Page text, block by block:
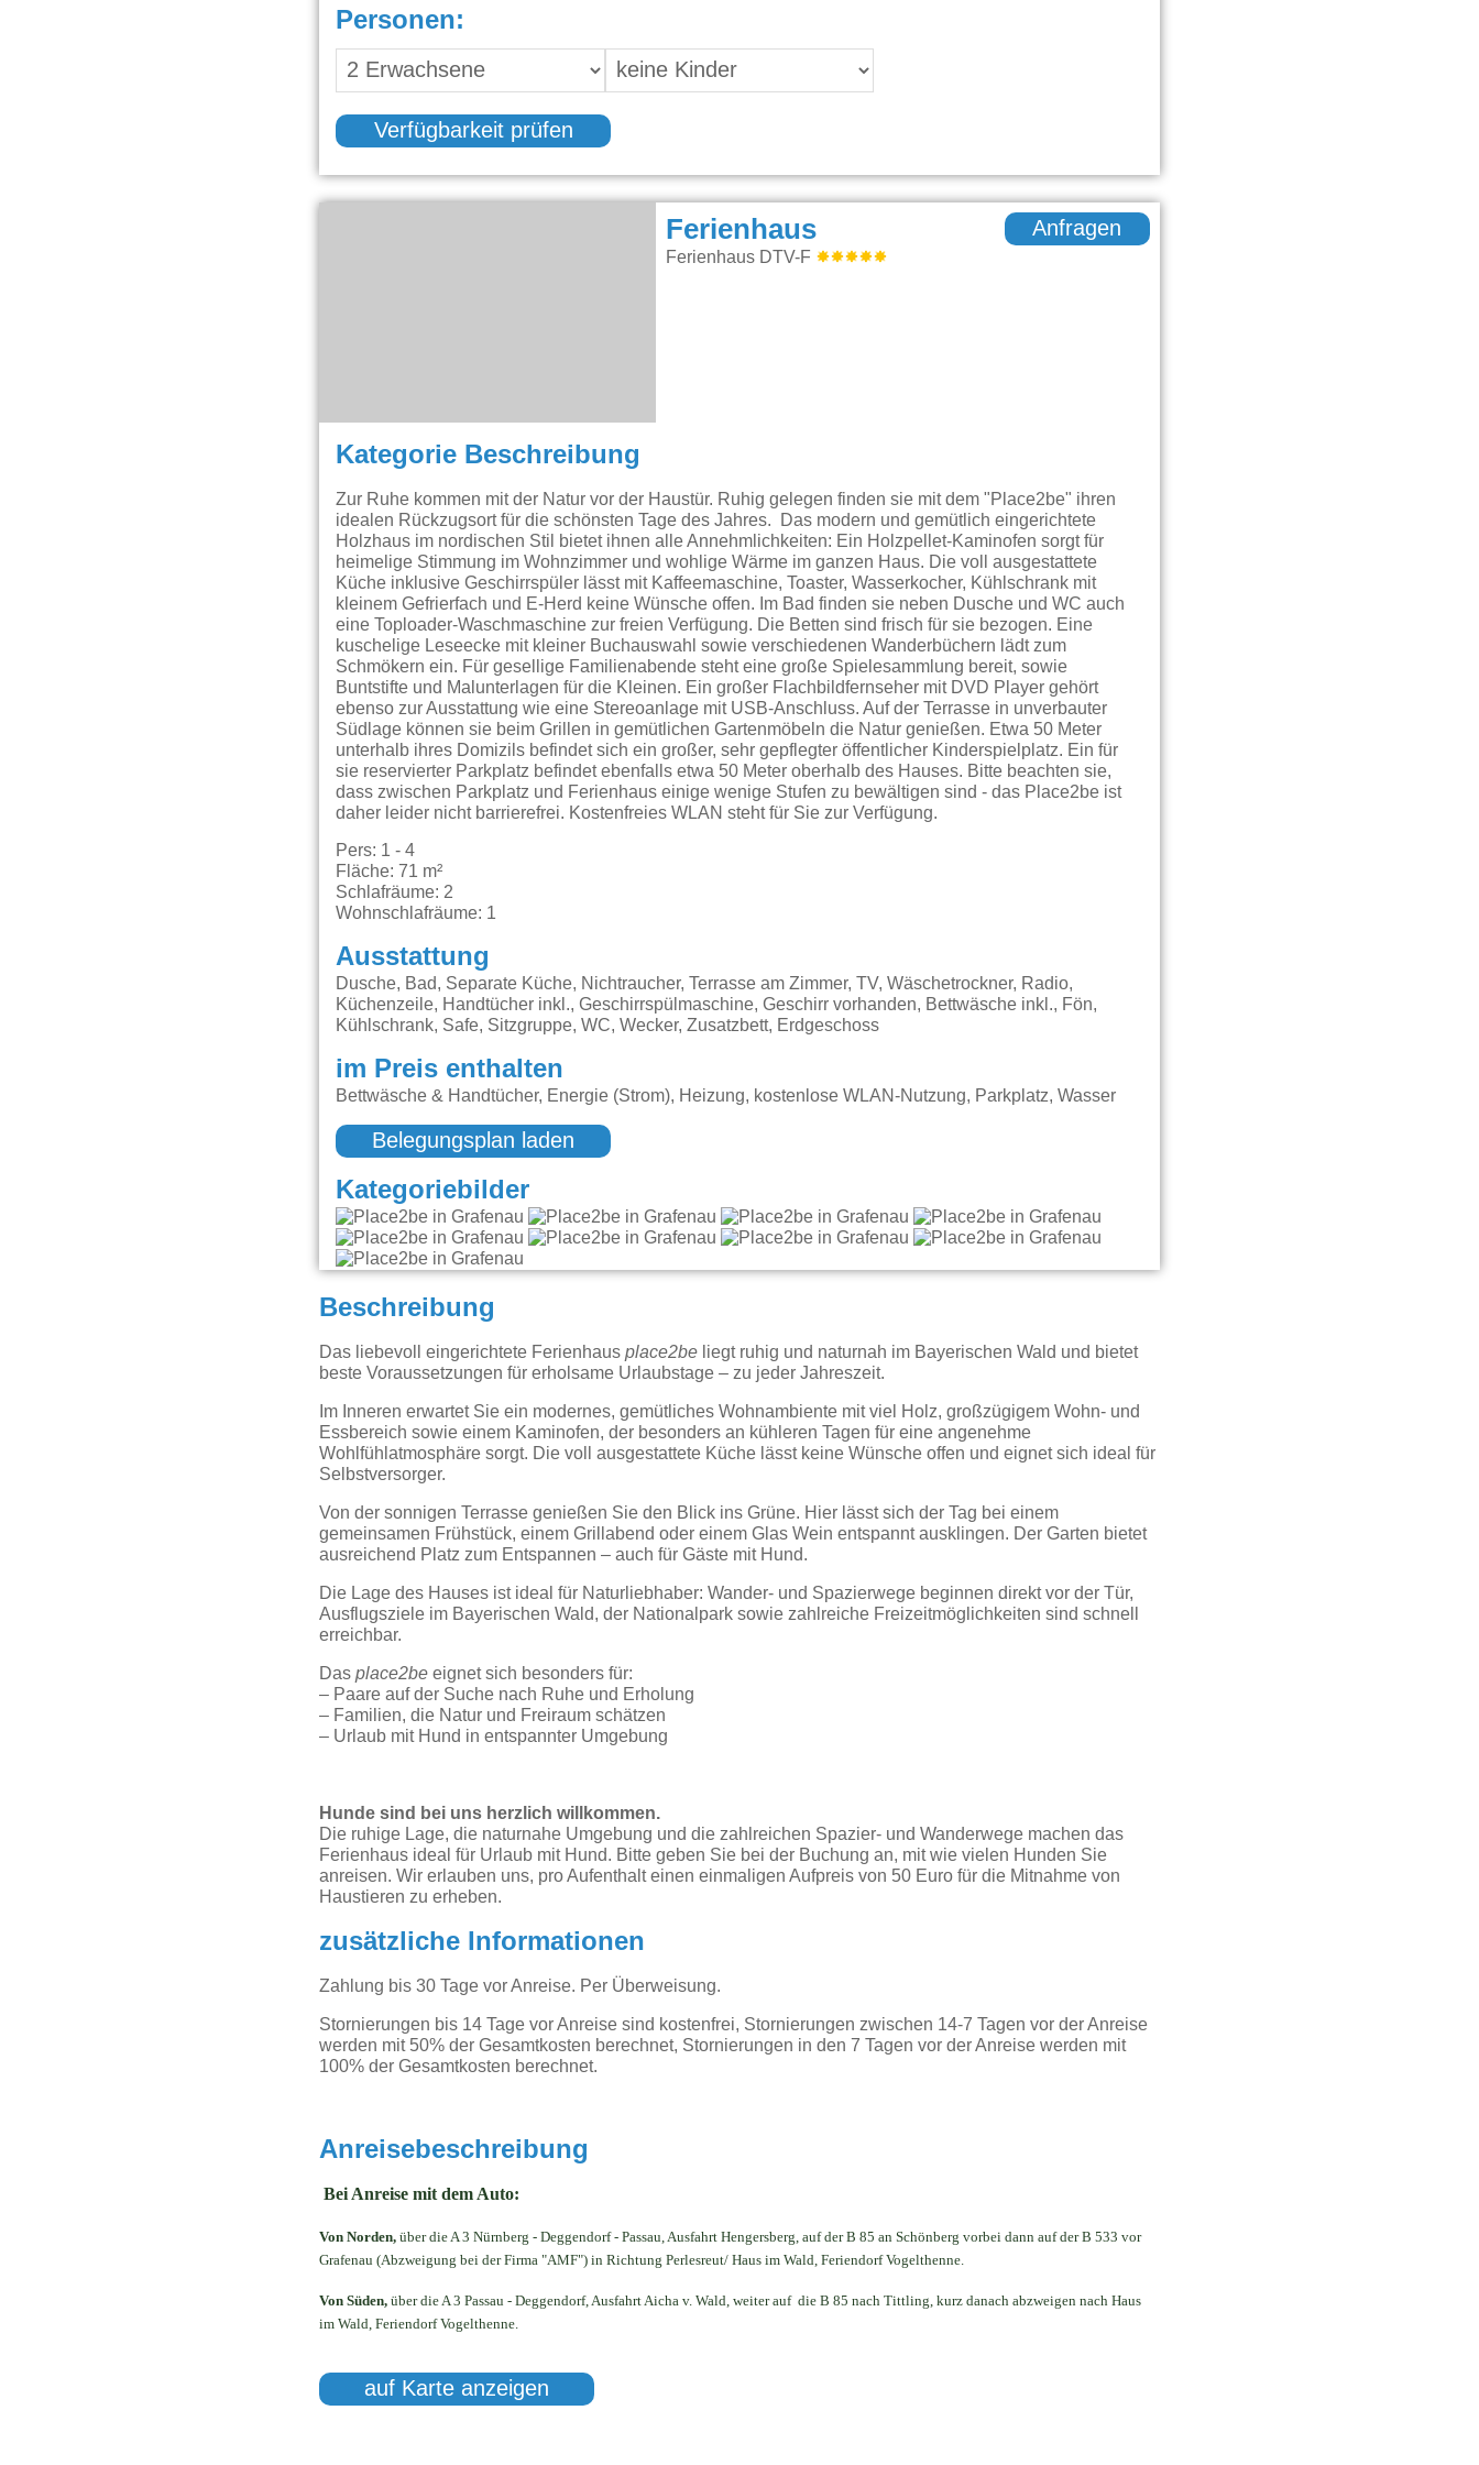
Personen:
Verfügbarkeit prüfen
Ferienhaus
Ferienhaus DTV-F
Anfragen
Kategorie Beschreibung
Zur Ruhe kommen mit der Natur vor der Haustür. Ruhig gelegen finden sie mit dem "Place2be" ihren
idealen Rückzugsort für die schönsten Tage des Jahres. Das modern und gemütlich eingerichtete
Holzhaus im nordischen Stil bietet ihnen alle Annehmlichkeiten: Ein Holzpellet-Kaminofen sorgt für
heimelige Stimmung im Wohnzimmer und wohlige Wärme im ganzen Haus. Die voll ausgestattete
Küche inklusive Geschirrspüler lässt mit Kaffeemaschine, Toaster, Wasserkocher, Kühlschrank mit
kleinem Gefrierfach und E-Herd keine Wünsche offen. Im Bad finden sie neben Dusche und WC auch
eine Toploader-Waschmaschine zur freien Verfügung. Die Betten sind frisch für sie bezogen. Eine
kuschelige Leseecke mit kleiner Buchauswahl sowie verschiedenen Wanderbüchern lädt zum
Schmökern ein. Für gesellige Familienabende steht eine große Spielesammlung bereit, sowie
Buntstifte und Malunterlagen für die Kleinen. Ein großer Flachbildfernseher mit DVD Player gehört
ebenso zur Ausstattung wie eine Stereoanlage mit USB-Anschluss. Auf der Terrasse in unverbauter
Südlage können sie beim Grillen in gemütlichen Gartenmöbeln die Natur genießen. Etwa 50 Meter
unterhalb ihres Domizils befindet sich ein großer, sehr gepflegter öffentlicher Kinderspielplatz. Ein für
sie reservierter Parkplatz befindet ebenfalls etwa 50 Meter oberhalb des Hauses. Bitte beachten sie,
dass zwischen Parkplatz und Ferienhaus einige wenige Stufen zu bewältigen sind - das Place2be ist
daher leider nicht barrierefrei. Kostenfreies WLAN steht für Sie zur Verfügung.
Pers: 1 - 4
Fläche: 71 m²
Schlafräume: 2
Wohnschlafräume: 1
Ausstattung
Dusche, Bad, Separate Küche, Nichtraucher, Terrasse am Zimmer, TV, Wäschetrockner, Radio,
Küchenzeile, Handtücher inkl., Geschirrspülmaschine, Geschirr vorhanden, Bettwäsche inkl., Fön,
Kühlschrank, Safe, Sitzgruppe, WC, Wecker, Zusatzbett, Erdgeschoss
im Preis enthalten
Bettwäsche & Handtücher, Energie (Strom), Heizung, kostenlose WLAN-Nutzung, Parkplatz, Wasser
Belegungsplan laden
Kategoriebilder
Beschreibung
Das liebevoll eingerichtete Ferienhausplace2be liegt ruhig und naturnah im Bayerischen Wald und bietet
beste Voraussetzungen für erholsame Urlaubstage – zu jeder Jahreszeit.
Im Inneren erwartet Sie ein modernes, gemütliches Wohnambiente mit viel Holz, großzügigem Wohn- und
Essbereich sowie einem Kaminofen, der besonders an kühleren Tagen für eine angenehme
Wohlfühlatmosphäre sorgt. Die voll ausgestattete Küche lässt keine Wünsche offen und eignet sich ideal für
Selbstversorger.
Von der sonnigen Terrasse genießen Sie den Blick ins Grüne. Hier lässt sich der Tag bei einem
gemeinsamen Frühstück, einem Grillabend oder einem Glas Wein entspannt ausklingen. Der Garten bietet
ausreichend Platz zum Entspannen – auch für Gäste mit Hund.
Die Lage des Hauses ist ideal für Naturliebhaber: Wander- und Spazierwege beginnen direkt vor der Tür,
Ausflugsziele im Bayerischen Wald, der Nationalpark sowie zahlreiche Freizeitmöglichkeiten sind schnell
erreichbar.
Dasplace2be eignet sich besonders für:
– Paare auf der Suche nach Ruhe und Erholung
– Familien, die Natur und Freiraum schätzen
– Urlaub mit Hund in entspannter Umgebung
Hunde sind bei uns herzlich willkommen.
Die ruhige Lage, die naturnahe Umgebung und die zahlreichen Spazier- und Wanderwege machen das
Ferienhaus ideal für Urlaub mit Hund. Bitte geben Sie bei der Buchung an, mit wie vielen Hunden Sie
anreisen. Wir erlauben uns, pro Aufenthalt einen einmaligen Aufpreis von 50 Euro für die Mitnahme von
Haustieren zu erheben.
zusätzliche Informationen
Zahlung bis 30 Tage vor Anreise. Per Überweisung.
Stornierungen bis 14 Tage vor Anreise sind kostenfrei, Stornierungen zwischen 14-7 Tagen vor der Anreise
werden mit 50% der Gesamtkosten berechnet, Stornierungen in den 7 Tagen vor der Anreise werden mit
100% der Gesamtkosten berechnet.
Anreisebeschreibung
Bei Anreise mit dem Auto:
Von Norden,über die A 3 Nürnberg - Deggendorf - Passau, Ausfahrt Hengersberg,auf der B 85 an Schönberg vorbei dann auf der B 533 vor
Grafenau (Abzweigung bei der Firma "AMF") in Richtung Perlesreut/ Haus im Wald, Feriendorf Vogelthenne.
Von Süden,über die A 3 Passau - Deggendorf, Ausfahrt Aicha v. Wald, weiter auf die B 85 nach Tittling, kurzdanach abzweigen nach Haus
im Wald, Feriendorf Vogelthenne.
auf Karte anzeigen